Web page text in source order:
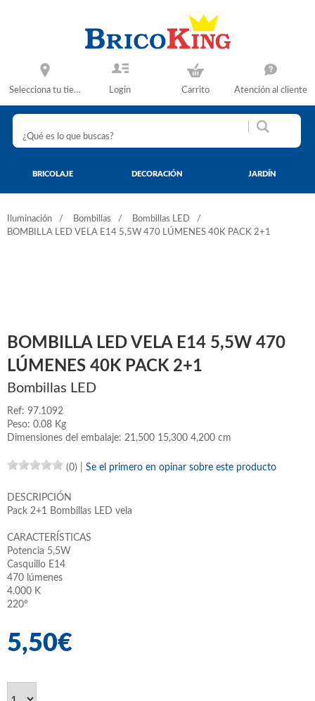
Selecciona tu tienda Login Carrito Atención al cliente
BRICOLAJE DECORACIÓN JARDÍN
Iluminación Bombillas
Bombillas LED
BOMBILLA LED VELA E14 5,5W 470 LÚMENES 40K PACK 2+1
BOMBILLA LED VELA E14 5,5W 470
LÚMENES 40K PACK 2+1
Bombillas LED
Ref: 97.1092
Peso: 0.08 Kg
Dimensiones del embalaje: 21,500 15,300 4,200 cm
(0) Se el primero en opinar sobre este producto
DESCRIPCIÓN
Pack 2+1 Bombillas LED vela
CARACTERÍSTICAS
Potencia 5,5W
Casquillo E14
470 lúmenes
4.000 K
220º
5,50€